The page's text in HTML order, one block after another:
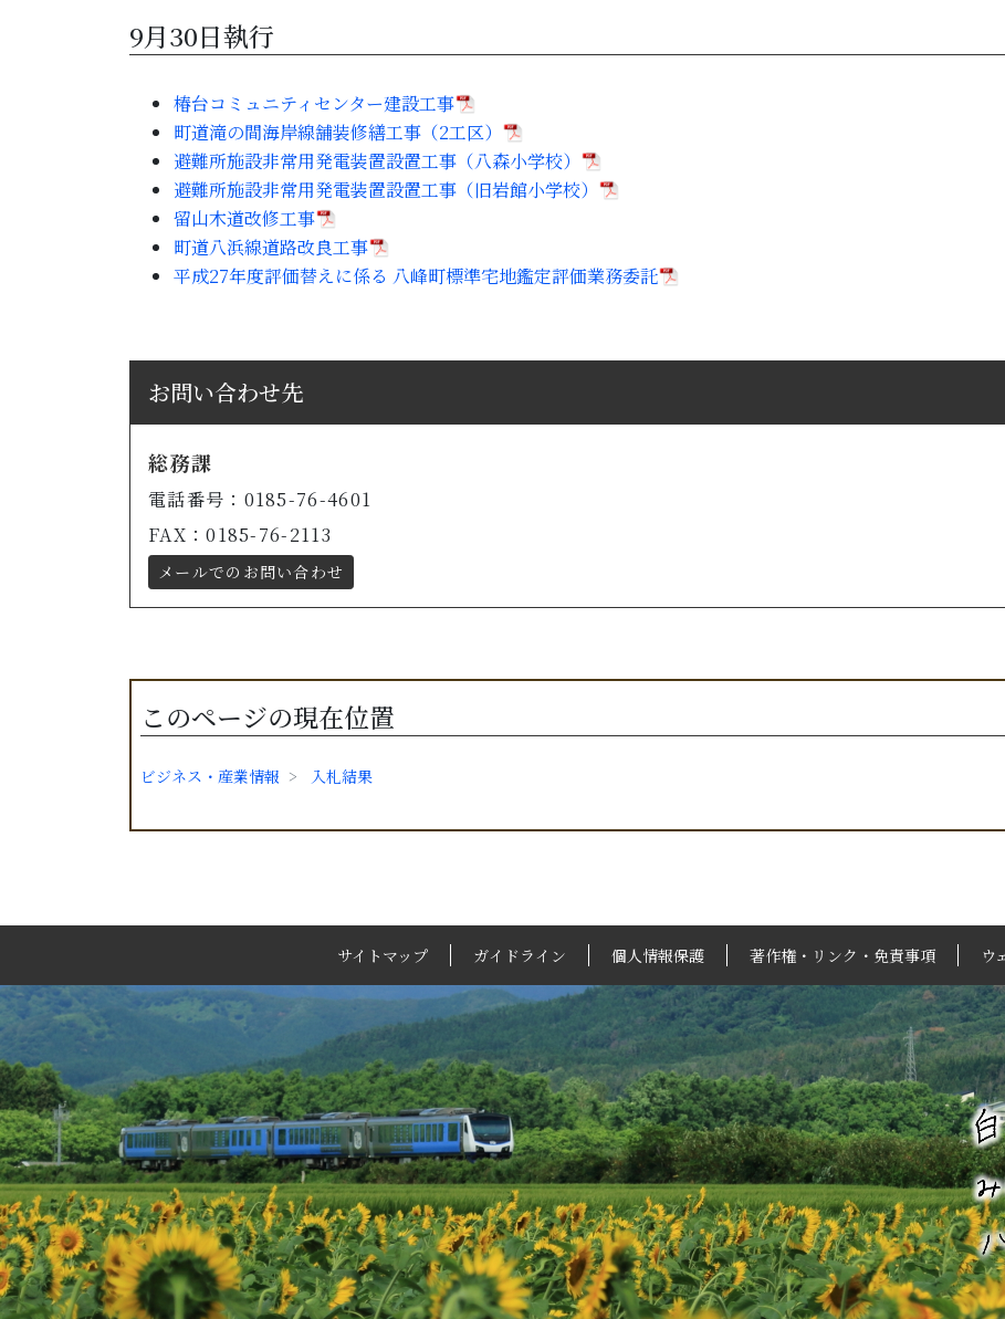
9月30日執行
椿台コミュニティセンター建設工事
町道滝の間海岸線舗装修繕工事（2工区）
避難所施設非常用発電装置設置工事（八森小学校）
避難所施設非常用発電装置設置工事（旧岩館小学校）
留山木道改修工事
町道八浜線道路改良工事
平成27年度評価替えに係る 八峰町標準宅地鑑定評価業務委託
お問い合わせ先
総務課
電話番号：0185-76-4601
FAX：0185-76-2113
メールでのお問い合わせ
このページの現在位置
ビジネス・産業情報 入札結果
サイトマップ ガイドライン 個人情報保護 著作権・リンク・免責事項 ウ